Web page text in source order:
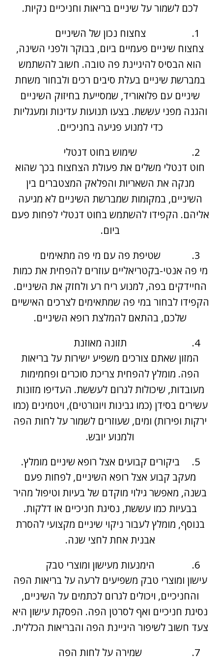
לכם לשמור על שיניים בריאות וחניכיים נקיות.
צחצוח נכון של השיניים
צחצוח שיניים פעמיים ביום, בבוקר ולפני השינה,
הוא הבסיס להיגיינת פה טובה. חשוב להשתמש
במברשת שיניים בעלת סיבים רכים ולבחור משחת
שיניים עם פלואוריד, שמסייעת בחיזוק השיניים
והגנה מפני עששת. בצעו תנועות עדינות ומעגליות
כדי למנוע פגיעה בחניכיים.
שימוש בחוט דנטלי
חוט דנטלי משלים את פעולת הצחצוח בכך שהוא
מנקה את השאריות והפלאק המצטברים בין
השיניים, במקומות שמברשת השיניים לא מגיעה
אליהם. הקפידו להשתמש בחוט דנטלי לפחות פעם
ביום.
שטיפת פה עם מי פה מתאימים
מי פה אנטי-בקטריאליים עוזרים להפחית את כמות
החיידקים בפה, למנוע ריח רע ולחזק את השיניים.
הקפידו לבחור במי פה שמתאימים לצרכים האישיים
שלכם, בהתאם להמלצת רופא השיניים.
תזונה מאוזנת
המזון שאתם צורכים משפיע ישירות על בריאות
הפה. מומלץ להפחית צריכת סוכרים ופחמימות
מעובדות, שיכולות לגרום לעששת. העדיפו מזונות
עשירים בסידן (כמו גבינות ויוגורטים), ויטמינים (כמו
ירקות ופירות) ומים, שעוזרים לשמור על לחות הפה
ולמנוע יובש.
ביקורים קבועים אצל רופא שיניים מומלץ.
מעקב קבוע אצל רופא השיניים, לפחות פעם
בשנה, מאפשר גילוי מוקדם של בעיות וטיפול מהיר
בבעיות כמו עששת, נסיגת חניכיים או דלקות.
בנוסף, מומלץ לעבור ניקוי שיניים מקצועי להסרת
אבנית אחת לחצי שנה.
הימנעות מעישון ומוצרי טבק
עישון ומוצרי טבק משפיעים לרעה על בריאות הפה
והחניכיים, ויכולים לגרום לכתמים על השיניים,
נסיגת חניכיים ואף לסרטן הפה. הפסקת עישון היא
צעד חשוב לשיפור היגיינת הפה והבריאות הכללית.
שמירה על לחות הפה